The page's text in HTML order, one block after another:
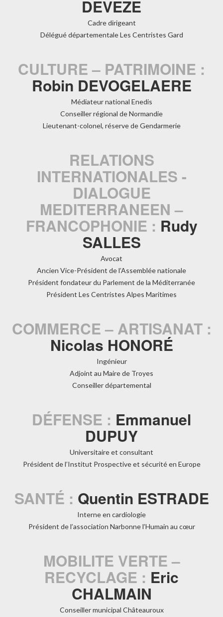
DEVEZE
Cadre dirigeant
Délégué départementale Les Centristes Gard
CULTURE – PATRIMOINE :
Robin DEVOGELAERE
Médiateur national Enedis
Conseiller régional de Normandie
Lieutenant-colonel, réserve de Gendarmerie
RELATIONS
INTERNATIONALES -
DIALOGUE
MEDITERRANEEN –
FRANCOPHONIE : Rudy
SALLES
Avocat
Ancien Vice-Président de l’Assemblée nationale
Président fondateur du Parlement de la Méditerranée
Président Les Centristes Alpes Maritimes
COMMERCE – ARTISANAT :
Nicolas HONORÉ
Ingénieur
Adjoint au Maire de Troyes
Conseiller départemental
DÉFENSE : Emmanuel
DUPUY
Universitaire et consultant
Président de l’Institut Prospective et sécurité en Europe
SANTÉ : Quentin ESTRADE
Interne en cardiologie
Président de l’association Narbonne l’Humain au cœur
MOBILITE VERTE –
RECYCLAGE : Eric
CHALMAIN
Conseiller municipal Châteauroux